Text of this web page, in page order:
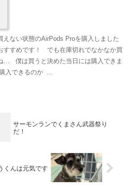
えない状態のAirPods Proを購入しました
すすめです！ でも在庫切れでなかなか買
… 僕は買うと決めた当日には購入できま
入できるのか ...
サーモンランでくまさん武器祭り
だ！
くんは元気です